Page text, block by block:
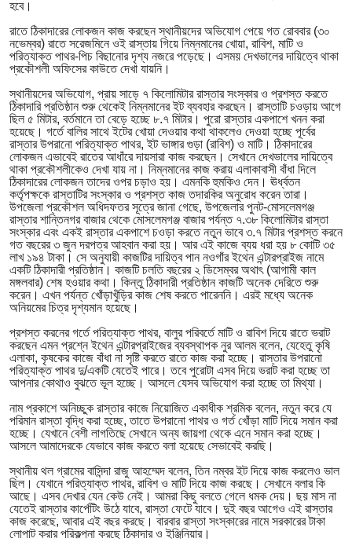
হবে।
রাতে ঠিকাদারের লোকজন কাজ করছেন স্থানীয়দের অভিযোগ পেয়ে গত রোববার (৩০
নভেম্বর) রাতে সরেজমিনে ওই রাস্তায় গিয়ে নিম্নমানের খোয়া, রাবিশ, মাটি ও
পরিত্যাক্ত পাথর-পিচ বিছানোর দৃশ্য নজরে পড়েছে। এসময় দেখভালের দায়িত্বে থাকা
প্রকৌশলী অফিসের কাউতে দেখা যায়নি।
স্থানীয়দের অভিযোগ, প্রায় সাড়ে ৭ কিলোমিটার রাস্তার সংস্কার ও প্রশস্ত করতে
ঠিকাদারি প্রতিষ্ঠান শুরু থেকেই নিম্নমানের ইট ব্যবহার করছেন। রাস্তাটি চওড়ায় আগে
ছিল ৫ মিটার, বর্তমানে তা বেড়ে হচ্ছে ৮.৭ মিটার। পুরো রাস্তার একপাশে খনন করা
হয়েছে। গর্তে বালির সাথে ইটের খোয়া দেওয়ার কথা থাকলেও দেওয়া হচ্ছে পূর্বের
রাস্তার উপরানো পরিত্যাক্ত পাথর, ইট ভাঙ্গার গুড়া (রাবিশ) ও মাটি। ঠিকাদারের
লোকজন এভাবেই রাতের আধাঁরে দায়সারা কাজ করছেন। সেখানে দেখভালের দায়িত্বে
থাকা প্রকৌশলীকেও দেখা যায় না। নিম্নমানের কাজ করায় এলাকাবাসী বাঁধা দিলে
ঠিকাদারের লোকজন তাদের ওপর চড়াও হয়। এমনকি হুমকিও দেন। ঊর্ধ্বতন
কর্তৃপক্ষকে রাস্তাটির সংস্কার ও প্রশস্ত কাজ তদারকির অনুরোধ করেন তারা।
উপজেলা প্রকৌশল অধিদফতর সূত্রে জানা গেছে, উপজেলার পুনট-মোসলেমগঞ্জ
রাস্তার শান্তিনগর বাজার থেকে মোসলেমগঞ্জ বাজার পর্যন্ত ৭.৩৮ কিলোমিটার রাস্তা
সংস্কার এবং একই রাস্তার একপাশে চওড়া করতে নতুন ভাবে ৩.৭ মিটার প্রশস্ত করনে
গত বছরের ৩ জুন দরপত্র আহবান করা হয়। আর এই কাজে ব্যয় ধরা হয় ৮ কোটি ৩৫
লাখ ১৯৪ টাকা। সে অনুযায়ী কাজটির দায়িত্ব পান নওগাঁর ইথেন এন্টারপ্রাইজ নামে
একটি ঠিকাদারী প্রতিষ্ঠান। কাজটি চলতি বছরের ২ ডিসেম্বর অথাৎ (আগামী কাল
মঙ্গলবার) শেষ হওয়ার কথা। কিন্তু ঠিকাদারী প্রতিষ্ঠান কাজটি অনেক দেরিতে শুরু
করেন। এখন পর্যন্ত খোঁড়াখুঁড়ির কাজ শেষ করতে পারেননি। এরই মধ্যে অনেক
অনিয়মের চিত্র দৃশ্যমান হয়েছে।
প্রশস্ত করনের গর্তে পরিত্যাক্ত পাথর, বালুর পরিবর্তে মাটি ও রাবিশ দিয়ে রাতে ভরাট
করছেন এমন প্রশ্নে ইথেন এন্টারপ্রাইজের ব্যবস্থাপক নুর আলম বলেন, যেহেতু কৃষি
এলাকা, কৃষকের কাজে বাঁধা না সৃষ্টি করতে রাতে কাজ করা হচ্ছে। রাস্তার উপরানো
পরিত্যাক্ত পাথর দু/একটি যেতেই পারে। তবে পুরোটা এসব দিয়ে ভরাট করা হচ্ছে তা
আপনার কোথাও বুঝতে ভূল হচ্ছে। আসলে যেসব অভিযোগ করা হচ্ছে তা মিথ্যা।
নাম প্রকাশে অনিচ্ছুক রাস্তার কাজে নিয়োজিত একাধীক শ্রমিক বলেন, নতুন করে যে
পরিমান রাস্তা বৃদ্ধি করা হচ্ছে, তাতে উপরানো পাথর ও গর্ত খোঁড়া মাটি দিয়ে সমান করা
হচ্ছে। যেখানে বেশী লাগতিছে সেখানে অন্য জায়গা থেকে এনে সমান করা হচ্ছে।
আসলে আমাদেরকে যেভাবে কাজ করতে বলা হয়েছে সেভাবেই করছি।
স্থানীয় থল গ্রামের বাসিন্দা রাজু আহম্মেদ বলেন, তিন নম্বর ইট দিয়ে কাজ করলেও ভাল
ছিল। যেখানে পরিত্যাক্ত পাথর, রাবিশ ও মাটি দিয়ে কাজ করছে। সেখানে বলার কি
আছে। এসব দেখার যেন কেউ নেই। আমরা কিছু বলতে গেলে ধমক দেয়। ছয় মাস না
যেতেই রাস্তার কার্পেটিং উঠে যাবে, রাস্তা ফেটে যাবে। দুই বছর আগেও এই রাস্তার
কাজ করেছে, আবার এই বছর করছে। বারবার রাস্তা সংস্কারের নামে সরকারের টাকা
লোপাট করার পরিকল্পনা করছে ঠিকাদার ও ইঞ্জিনিয়ার।